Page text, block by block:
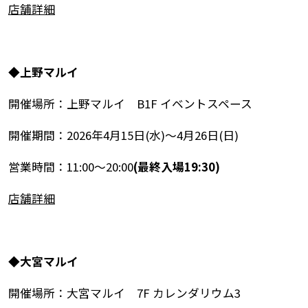
店舗詳細
◆上野マルイ
開催場所：上野マルイ B1F イベントスペース
開催期間：2026年4月15日(水)～4月26日(日)
営業時間：11:00～20:00(最終入場19:30)
店舗詳細
◆大宮マルイ
開催場所：大宮マルイ 7F カレンダリウム3